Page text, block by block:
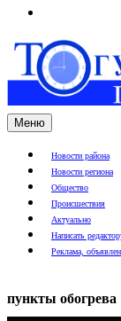
Меню
Новости района
Новости региона
Общество
Происшествия
Актуально
Написать
Реклама,
пункты обогрева